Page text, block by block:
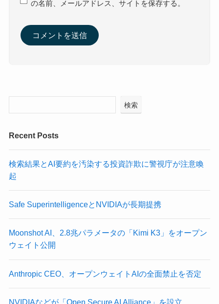
の名前、メールアドレス、サイトを保存する。
検索
Recent Posts
検索結果とAI要約を汚染する投資詐欺に警視庁が注意喚
起
Safe SuperintelligenceとNVIDIAが長期提携
Moonshot AI、2.8兆パラメータの「Kimi K3」をオープン
ウェイト公開
Anthropic CEO、オープンウェイトAIの全面禁止を否定
NVIDIAなどが「Open Secure AI Alliance」を設立